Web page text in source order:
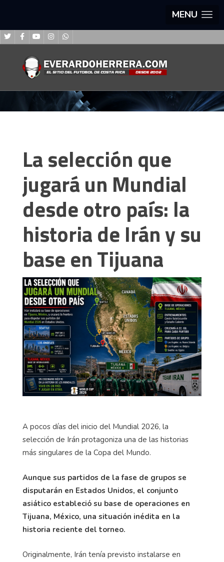
MENU
La selección que
jugará un Mundial
desde otro país: la
historia de Irán y su
base en Tijuana
A pocos días del inicio del Mundial 2026, la
selección de Irán protagoniza una de las historias
más singulares de la Copa del Mundo.
Aunque sus partidos de la fase de grupos se
disputarán en Estados Unidos, el conjunto
asiático estableció su base de operaciones en
Tijuana, México, una situación inédita en la
historia reciente del torneo.
Originalmente, Irán tenía previsto instalarse en